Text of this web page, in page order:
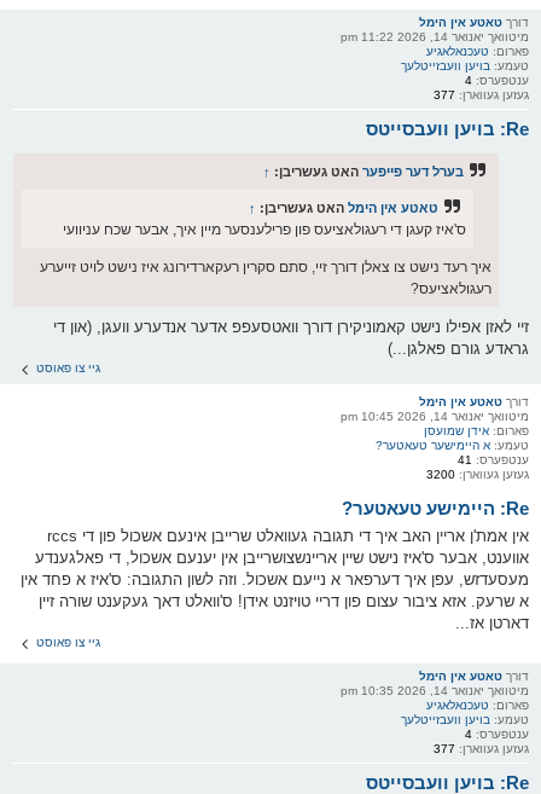
דורך טאטע אין הימל
מיטוואך יאנואר 14, 2026 11:22 pm
פארום: טעכנאלאגיע
טעמע: בויען וועבזייטלעך
ענטפערס: 4
געזען געווארן: 377
Re: בויען וועבסייטס
בערל דער פייפער האט געשריבן: ↑
טאטע אין הימל האט געשריבן: ↑
ס'איז קעגן די רעגולאציעס פון פרילענסער מיין איך, אבער שכח עניוועי
איך רעד נישט צו צאלן דורך זיי, סתם סקרין רעקארדירונג איז נישט לויט זייערע
רעגולאציעס?
זיי לאזן אפילו נישט קאמוניקירן דורך וואטסעפפ אדער אנדערע וועגן, (און די
גראדע גורם פאלגן...)
גיי צו פאוסט
דורך טאטע אין הימל
מיטוואך יאנואר 14, 2026 10:45 pm
פארום: אידן שמועסן
טעמע: א היימישער טעאטער?
ענטפערס: 41
געזען געווארן: 3200
Re: היימישע טעאטער?
אין אמת'ן אריין האב איך די תגובה געוואלט שרייבן אינעם אשכול פון די rccs
אווענט, אבער ס'איז נישט שיין אריינשצושרייבן אין יענעם אשכול, די פאלגענדע
מעסעדזש, עפן איך דערפאר א נייעם אשכול. וזה לשון התגובה: ס'איז א פחד אין
א שרעק. אזא ציבור עצום פון דריי טויזנט אידן! ס'וואלט דאך געקענט שורה זיין
דארטן אז...
גיי צו פאוסט
דורך טאטע אין הימל
מיטוואך יאנואר 14, 2026 10:35 pm
פארום: טעכנאלאגיע
טעמע: בויען וועבזייטלעך
ענטפערס: 4
געזען געווארן: 377
Re: בויען וועבסייטס